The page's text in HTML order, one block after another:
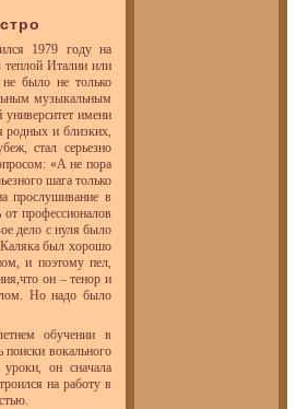
1979 году на
Италии или
было не только
музыкальным
имени
родных и близких,
стал серьезно
«А не пора
шага только
прослушивание в
профессионалов
дело с нуля было
был хорошо
и поэтому пел,
он – тенор и
Но надо было
обучении в
вокального
он сначала
на работу в